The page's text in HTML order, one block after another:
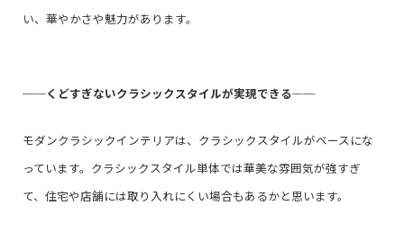
い、華やかさや魅力があります。
──くどすぎないクラシックスタイルが実現できる──
モダンクラシックインテリアは、クラシックスタイルがベースにな
っています。クラシックスタイル単体では華美な雰囲気が強すぎ
て、住宅や店舗には取り入れにくい場合もあるかと思います。